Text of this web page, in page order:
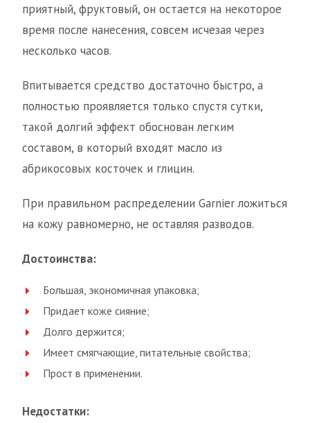
приятный, фруктовый, он остается на некоторое
время после нанесения, совсем исчезая через
несколько часов.
Впитывается средство достаточно быстро, а
полностью проявляется только спустя сутки,
такой долгий эффект обоснован легким
составом, в который входят масло из
абрикосовых косточек и глицин.
При правильном распределении Garnier ложиться
на кожу равномерно, не оставляя разводов.
Достоинства:
Большая, экономичная упаковка;
Придает коже сияние;
Долго держится;
Имеет смягчающие, питательные свойства;
Прост в применении.
Недостатки: